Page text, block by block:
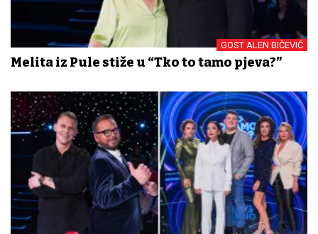
GOST ALEN BIČEVIĆ
Melita iz Pule stiže u “Tko to tamo pjeva?”